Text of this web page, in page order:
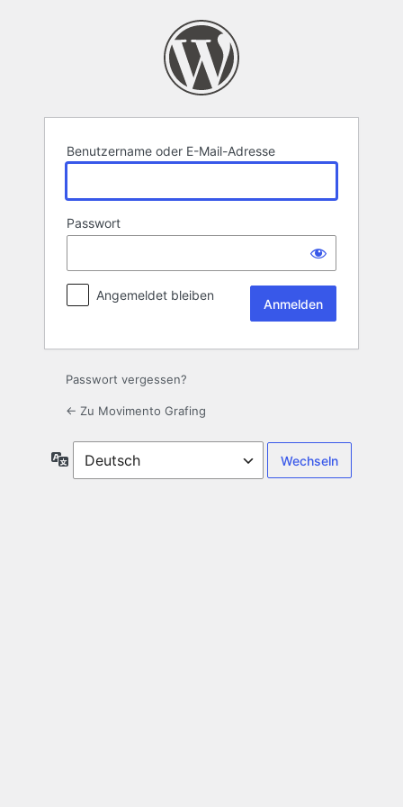
Benutzername oder E-Mail-Adresse
Passwort
Angemeldet bleiben
Passwort vergessen?
← Zu Movimento Grafing
Sprache